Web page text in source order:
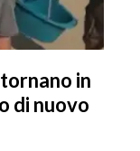
in
di nuovo